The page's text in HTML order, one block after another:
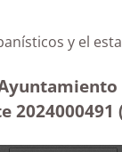
2024000491